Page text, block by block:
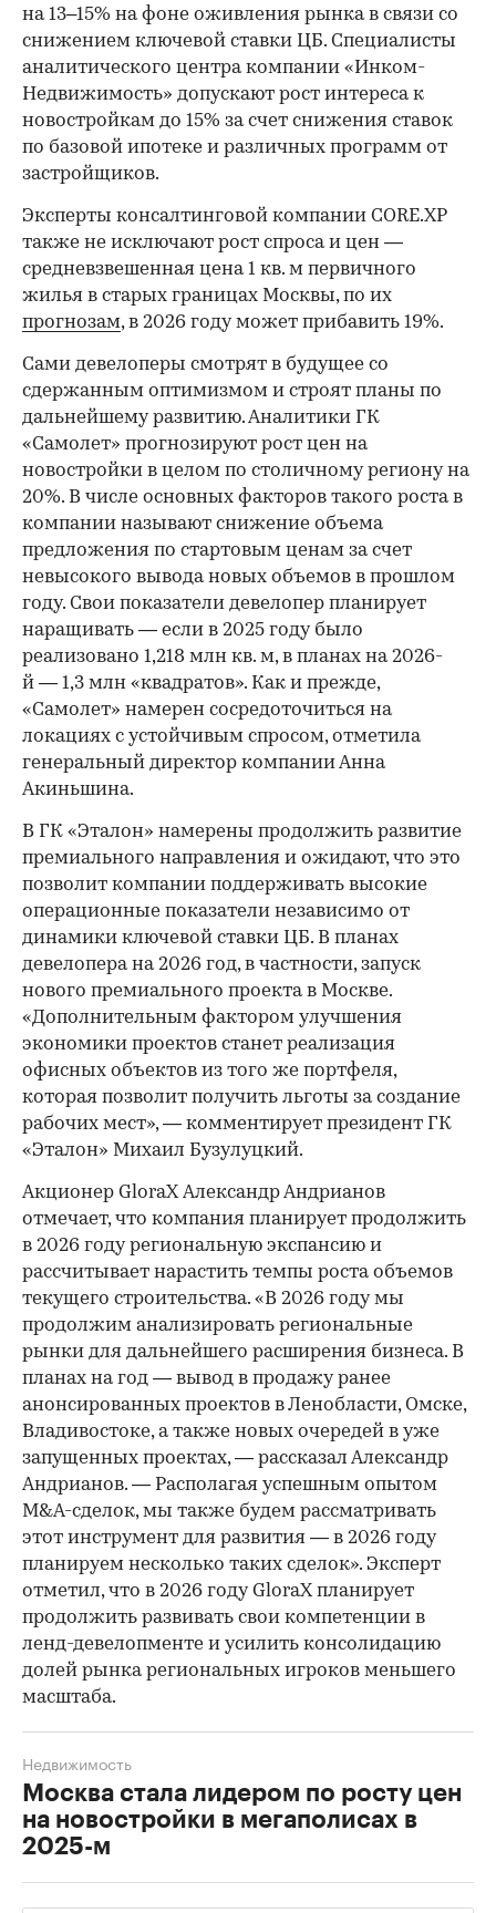
на 13–15% на фоне оживления рынка в связи со
снижением ключевой ставки ЦБ. Специалисты
аналитического центра компании «Инком-
Недвижимость» допускают рост интереса к
новостройкам до 15% за счет снижения ставок
по базовой ипотеке и различных программ от
застройщиков.
Эксперты консалтинговой компании CORE.XP
также не исключают рост спроса и цен —
средневзвешенная цена 1 кв. м первичного
жилья в старых границах Москвы, по их
прогнозам, в 2026 году может прибавить 19%.
Сами девелоперы смотрят в будущее со
сдержанным оптимизмом и строят планы по
дальнейшему развитию. Аналитики ГК
«Самолет» прогнозируют рост цен на
новостройки в целом по столичному региону на
20%. В числе основных факторов такого роста в
компании называют снижение объема
предложения по стартовым ценам за счет
невысокого вывода новых объемов в прошлом
году. Свои показатели девелопер планирует
наращивать — если в 2025 году было
реализовано 1,218 млн кв. м, в планах на 2026-
й — 1,3 млн «квадратов». Как и прежде,
«Самолет» намерен сосредоточиться на
локациях с устойчивым спросом, отметила
генеральный директор компании Анна
Акиньшина.
В ГК «Эталон» намерены продолжить развитие
премиального направления и ожидают, что это
позволит компании поддерживать высокие
операционные показатели независимо от
динамики ключевой ставки ЦБ. В планах
девелопера на 2026 год, в частности, запуск
нового премиального проекта в Москве.
«Дополнительным фактором улучшения
экономики проектов станет реализация
офисных объектов из того же портфеля,
которая позволит получить льготы за создание
рабочих мест», — комментирует президент ГК
«Эталон» Михаил Бузулуцкий.
Акционер GloraX Александр Андрианов
отмечает, что компания планирует продолжить
в 2026 году региональную экспансию и
рассчитывает нарастить темпы роста объемов
текущего строительства. «В 2026 году мы
продолжим анализировать региональные
рынки для дальнейшего расширения бизнеса. В
планах на год — вывод в продажу ранее
анонсированных проектов в Ленобласти, Омске,
Владивостоке, а также новых очередей в уже
запущенных проектах, — рассказал Александр
Андрианов. — Располагая успешным опытом
M&A-сделок, мы также будем рассматривать
этот инструмент для развития — в 2026 году
планируем несколько таких сделок». Эксперт
отметил, что в 2026 году GloraX планирует
продолжить развивать свои компетенции в
ленд-девелопменте и усилить консолидацию
долей рынка региональных игроков меньшего
масштаба.
Москва стала лидером по росту цен
на новостройки в мегаполисах в
2025-м
Недвижимость